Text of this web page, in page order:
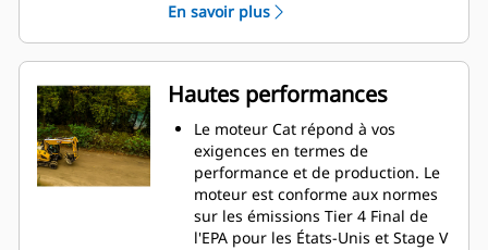
Grade avec 3D après leur achat
initial. Pour l'activer, contactez
votre concessionnaire Cat pour
acheter les licences de logiciel 3D
requises. Les licences peuvent être
installées à distance ou chargées
manuellement sur la machine.
En savoir plus
Hautes performances
Le moteur Cat répond à vos
exigences en termes de
performance et de production. Le
moteur est conforme aux normes
sur les émissions Tier 4 Final de
l'EPA pour les États-Unis et Stage V